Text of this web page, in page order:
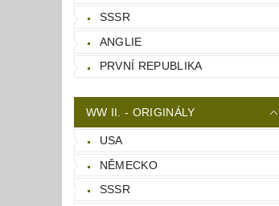
SSSR
ANGLIE
PRVNÍ REPUBLIKA
WW II. - ORIGINÁLY
USA
NĚMECKO
SSSR